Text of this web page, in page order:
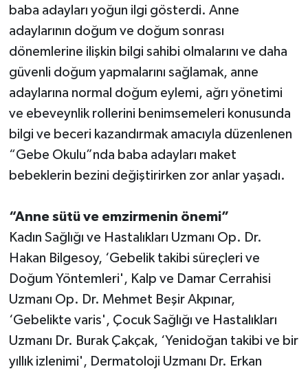
baba adayları yoğun ilgi gösterdi. Anne
adaylarının doğum ve doğum sonrası
dönemlerine ilişkin bilgi sahibi olmalarını ve daha
güvenli doğum yapmalarını sağlamak, anne
adaylarına normal doğum eylemi, ağrı yönetimi
ve ebeveynlik rollerini benimsemeleri konusunda
bilgi ve beceri kazandırmak amacıyla düzenlenen
“Gebe Okulu”nda baba adayları maket
bebeklerin bezini değiştirirken zor anlar yaşadı.
“Anne sütü ve emzirmenin önemi”
Kadın Sağlığı ve Hastalıkları Uzmanı Op. Dr.
Hakan Bilgesoy, ‘Gebelik takibi süreçleri ve
Doğum Yöntemleri', Kalp ve Damar Cerrahisi
Uzmanı Op. Dr. Mehmet Beşir Akpınar,
‘Gebelikte varis', Çocuk Sağlığı ve Hastalıkları
Uzmanı Dr. Burak Çakçak, ‘Yenidoğan takibi ve bir
yıllık izlenimi', Dermatoloji Uzmanı Dr. Erkan
Teknoloji
Televizyon
Turizm
Yaşam